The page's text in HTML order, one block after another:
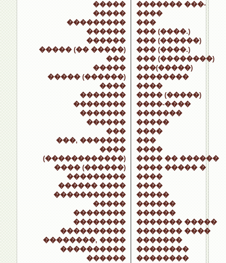
�����
�����
���������
������
������
����� (�� �����)
���
�����
����� (������)
����
�������
��������
�������
������
���
���, �������
����
(������������)
���� (������)
���������
������ ����
�����������
�����
��������
��������
����������
��������, ����
����������
������
������� ���-
����
���
��� (����.)
��� (������)
��� (����.)
��� (��������)
���(�����)
��������
����
���� (�����)
����-����
�������
�����
����
���
����
���� �� ������
���� ����� �
����
����
�����
������
������
������� �����
������� ����
�������
��������
��������